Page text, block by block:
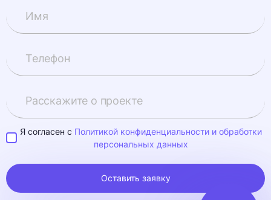
Я согласен с Политикой конфиденциальности и обработки
персональных данных
Оставить заявку